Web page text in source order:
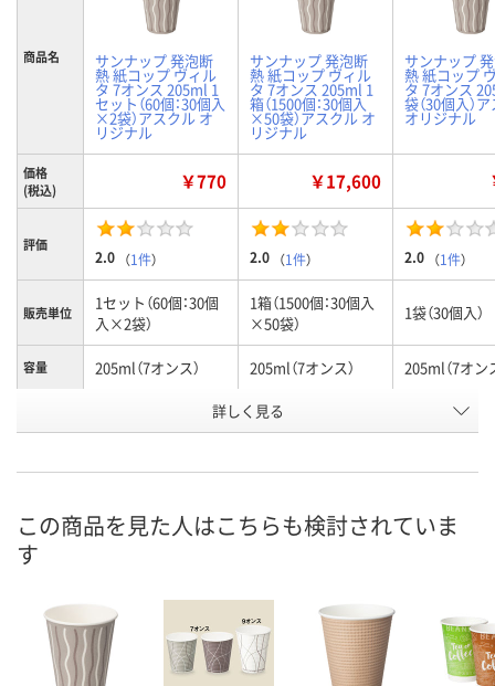
商品名 サンナップ 発泡断
熱 紙コップ ヴィル
タ 7オンス 205ml 1
セット（60個：30個入
×2袋）アスクル オ
リジナル
サンナップ 発泡断
熱 紙コップ ヴィル
タ 7オンス 205ml 1
箱（1500個：30個入
×50袋）アスクル オ
リジナル
サンナップ
熱 紙コップ
タ 7オンス
袋（30個入）
オリジナル
価格
(税込)
￥770 ￥17,600
評価
2.0 （1件） 2.0 （1件） 2.0 （1件）
販売単位
1セット（60個：30個
入×2袋）
1箱（1500個：30個入
×50袋）
1袋（30個入）
容量 205ml（7オンス） 205ml（7オンス） 205ml（7オン
RU66331 RU66315
8月8日（土）
カゴへ
詳しく見る
この商品を見た人はこちらも検討されていま
す